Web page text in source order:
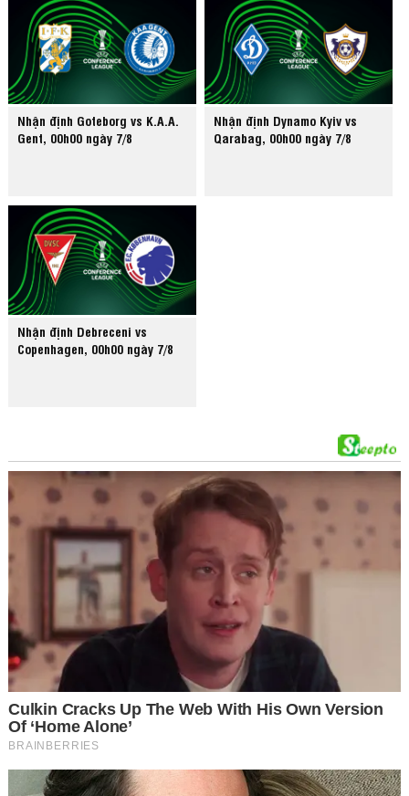
Nhận định Goteborg vs K.A.A.
Gent, 00h00 ngày 7/8
Nhận định Dynamo Kyiv vs
Qarabag, 00h00 ngày 7/8
Nhận định Debreceni vs
Copenhagen, 00h00 ngày 7/8